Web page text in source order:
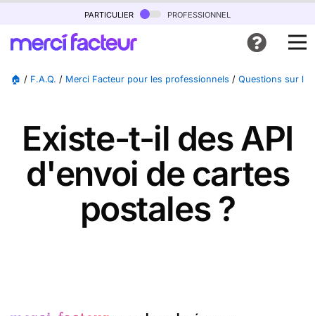
particulier professionnel
🏠 / F.A.Q. / Merci Facteur pour les professionnels / Questions sur
Existe-t-il des API
d'envoi de cartes
postales ?